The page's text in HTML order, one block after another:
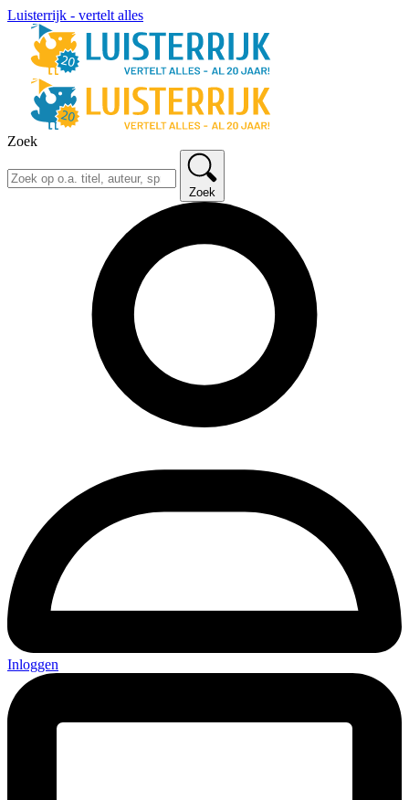
Luisterrijk - vertelt alles
Zoek
Zoek
Inloggen